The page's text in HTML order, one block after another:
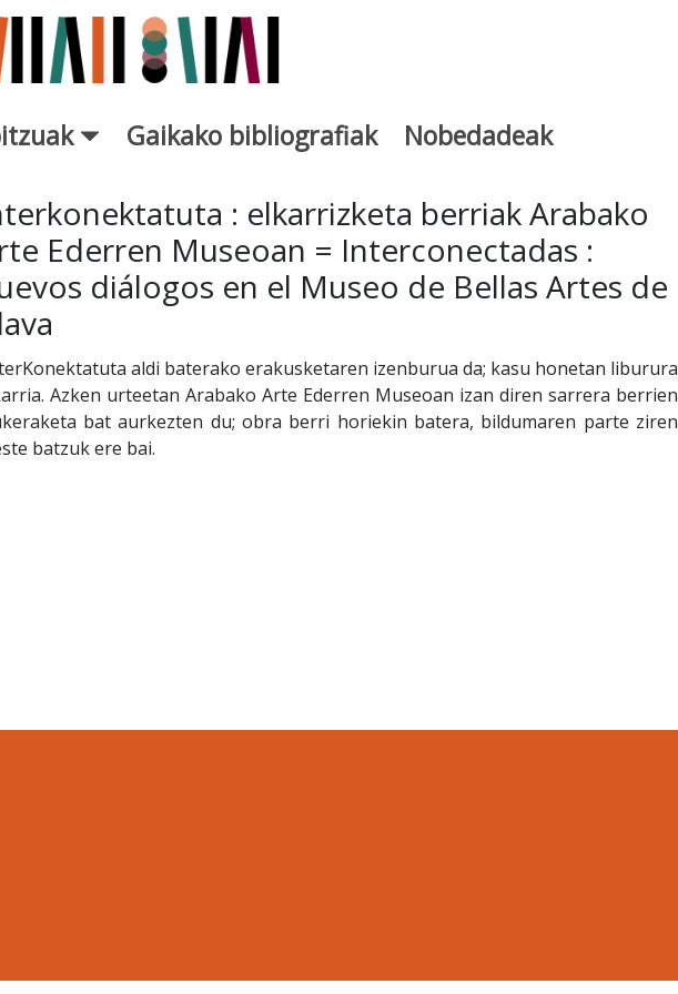
Gaikako bibliografiak Nobedadeak
- Liburutegia: elkarrizketa berriak Arabako
Ederren Museoan = Interconectadas :
diálogos en el Museo de Bellas Artes de
aldi baterako erakusketaren izenburua da; kasu honetan liburura
Azken urteetan Arabako Arte Ederren Museoan izan diren sarrera berrien
bat aurkezten du; obra berri horiekin batera, bildumaren parte ziren
batzuk ere bai.